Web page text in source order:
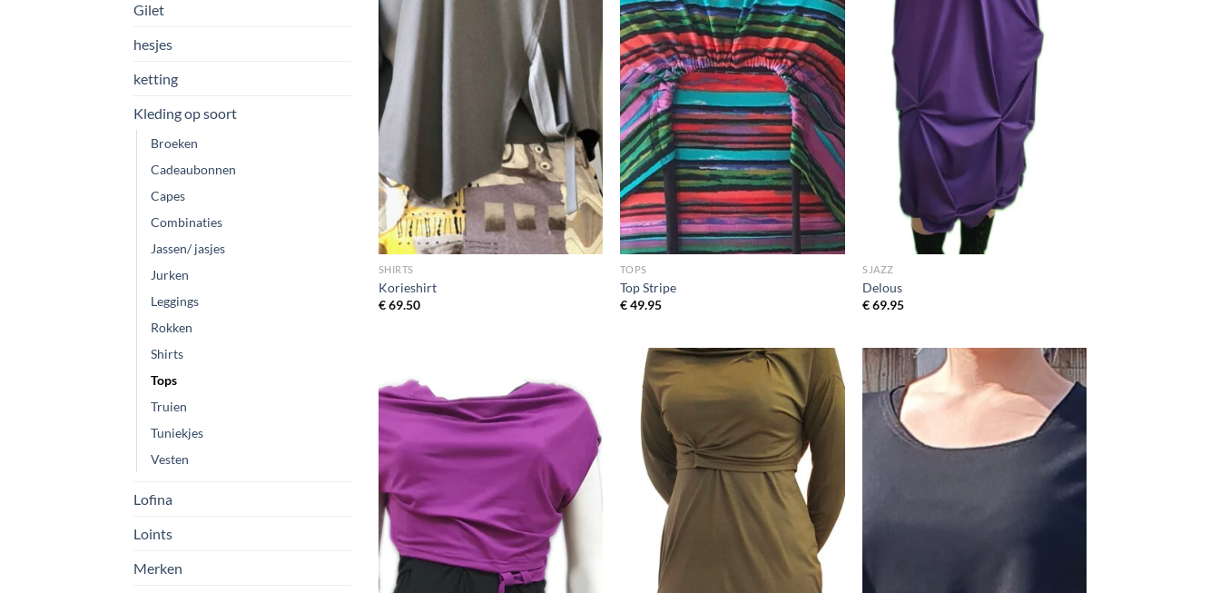
Gilet
hesjes
ketting
Kleding op soort
Broeken
Cadeaubonnen
Capes
Combinaties
Jassen/ jasjes
Jurken
Leggings
Rokken
Shirts
Tops
Truien
Tuniekjes
Vesten
Lofina
Loints
Merken
SHIRTS
Korieshirt
€69.50
TOPS
Top Stripe
€49.95
SJAZZ
Delous
€69.95
Toevoegen
aan
wenslijst
Toevoegen
aan
wenslijst
Toevoegen
aan
wenslijst